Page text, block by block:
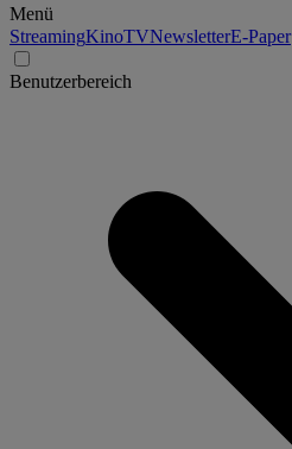
Menü
StreamingKinoTVNewsletterE-Paper
Benutzerbereich